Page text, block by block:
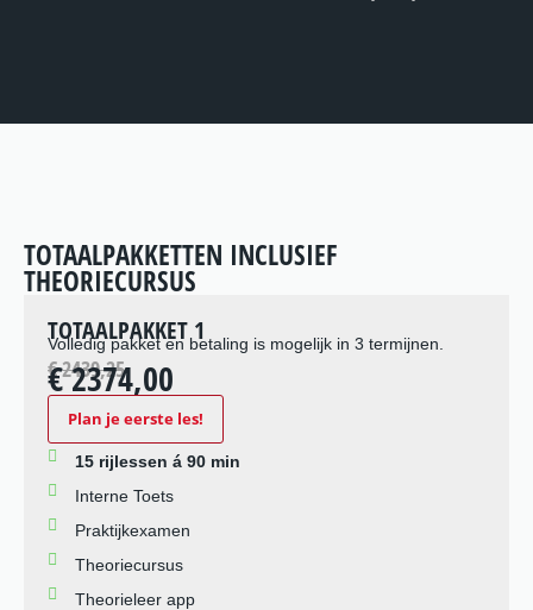
TOTAALPAKKETTEN INCLUSIEF
THEORIECURSUS
TOTAALPAKKET 1
Volledig pakket en betaling is mogelijk in 3 termijnen.
€ 2439,25
€ 2374,00
Plan je eerste les!
15 rijlessen á 90 min
Interne Toets
Praktijkexamen
Theoriecursus
Theorieleer app